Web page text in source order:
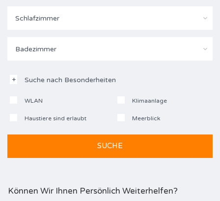
Schlafzimmer
Badezimmer
Suche nach Besonderheiten
WLAN Klimaanlage
Haustiere sind erlaubt Meerblick
Können Wir Ihnen Persönlich Weiterhelfen?